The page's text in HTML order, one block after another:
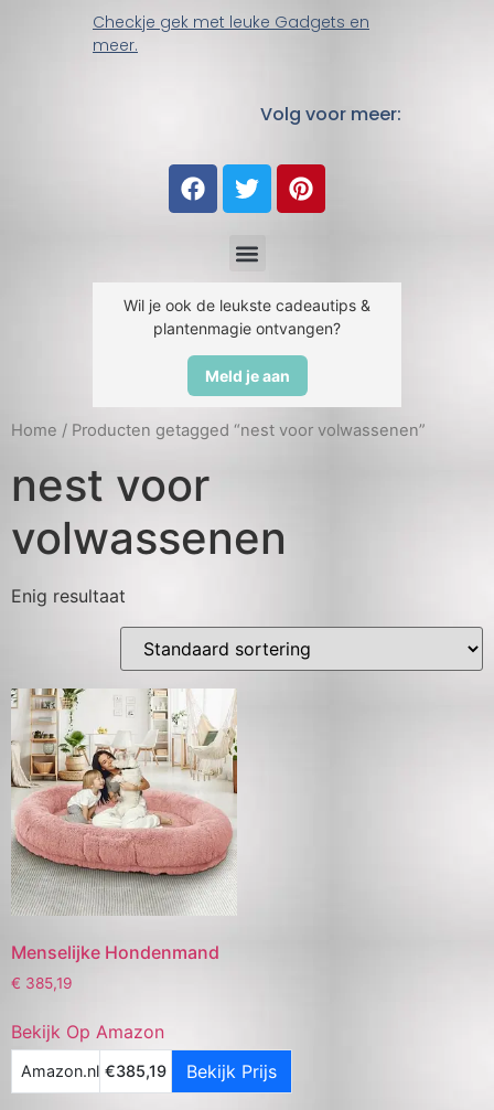
Checkje gek met leuke Gadgets en
meer.
Volg voor meer:
Wil je ook de leukste cadeautips &
plantenmagie ontvangen?
Meld je aan
Home / Producten getagged “nest voor volwassenen”
nest voor
volwassenen
Enig resultaat
Menselijke Hondenmand
€ 385,19
Bekijk Op Amazon
Amazon.nl €385,19 Bekijk Prijs